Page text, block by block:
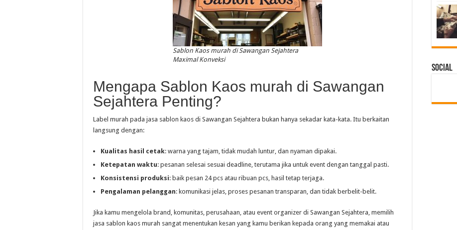
Sablon Kaos murah di Sawangan Sejahtera
Maximal Konveksi
Mengapa Sablon Kaos murah di Sawangan
Sejahtera Penting?
Label murah pada jasa sablon kaos di Sawangan Sejahtera bukan hanya sekadar kata-kata. Itu berkaitan
langsung dengan:
Kualitas hasil cetak: warna yang tajam, tidak mudah luntur, dan nyaman dipakai.
Ketepatan waktu: pesanan selesai sesuai deadline, terutama jika untuk event dengan tanggal pasti.
Konsistensi produksi: baik pesan 24 pcs atau ribuan pcs, hasil tetap terjaga.
Pengalaman pelanggan: komunikasi jelas, proses pesanan transparan, dan tidak berbelit-belit.
Jika kamu mengelola brand, komunitas, perusahaan, atau event organizer di Sawangan Sejahtera, memilih
jasa sablon kaos murah sangat menentukan kesan yang kamu berikan kepada orang yang memakai atau
Social